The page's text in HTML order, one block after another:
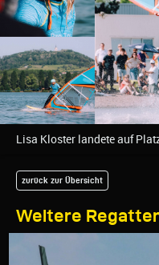
Lisa Kloster landete auf
Weitere
zurück zur Übersicht